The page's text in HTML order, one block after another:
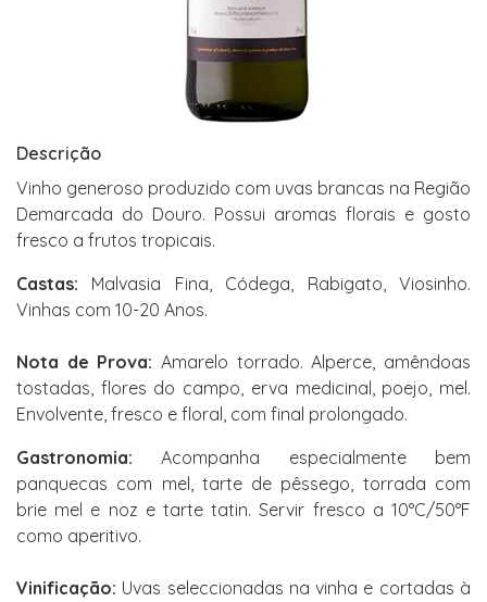
Descrição
Vinho generoso produzido com uvas brancas na Região
Demarcada do Douro. Possui aromas florais e gosto
fresco a frutos tropicais.
Castas: Malvasia Fina, Códega, Rabigato, Viosinho.
Vinhas com 10-20 Anos.
Nota de Prova: Amarelo torrado. Alperce, amêndoas
tostadas, flores do campo, erva medicinal, poejo, mel.
Envolvente, fresco e floral, com final prolongado.
Gastronomia: Acompanha especialmente bem
panquecas com mel, tarte de pêssego, torrada com
brie mel e noz e tarte tatin. Servir fresco a 10°C/50°F
como aperitivo.
Vinificação: Uvas seleccionadas na vinha e cortadas à